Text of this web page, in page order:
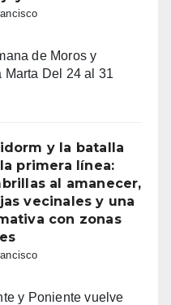
de Moros y
Del 24 al 31
y la batalla
primera línea:
al amanecer,
vecinales y una
con zonas
y Poniente vuelve